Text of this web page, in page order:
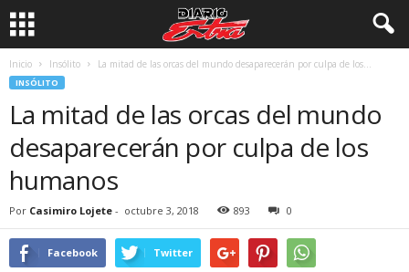
Inicio Insólito La mitad de las orcas del mundo desaparecerán por culpa de los...
INSÓLITO
La mitad de las orcas del mundo
desaparecerán por culpa de los
humanos
Por Casimiro Lojete - octubre 3, 2018 893 0
Facebook Twitter